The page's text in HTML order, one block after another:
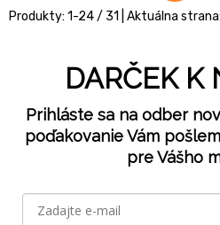
Produkty: 1-24/ 31 | Aktuálna strana:
DARČEK K
Prihláste sa na odber
poďakovanie Vám
pre Vášho